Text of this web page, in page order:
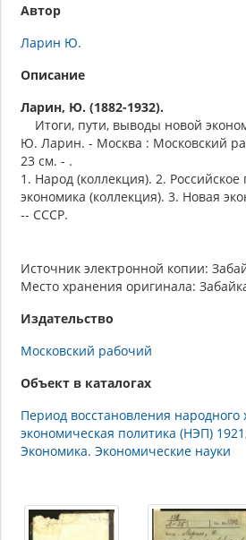
Автор
Ларин Ю.
Описание
Ларин, Ю. (1882-1932).
Итоги, пути, выводы новой
Ю. Ларин. - Москва : Московский
23 см. - .
1. Народ (коллекция). 2. Российское
экономика (коллекция). 3. Новая
-- СССР.
Источник электронной копии:
Место хранения оригинала:
Издательство
Московский рабочий
Объект в каталогах
Период восстановления народного
экономическая политика (НЭП) 1921
Экономика. Экономические науки